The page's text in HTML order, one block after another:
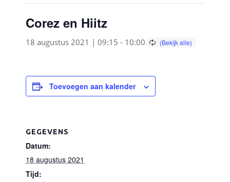
Corez en Hiitz
18 augustus 2021 | 09:15 - 10:00
Toevoegen aan kalender
GEGEVENS
Datum:
18 augustus 2021
Tijd: